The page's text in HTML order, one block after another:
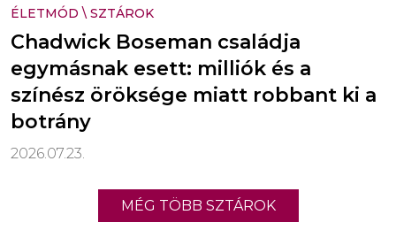
ÉLETMÓD \ SZTÁROK
Chadwick Boseman családja
egymásnak esett: milliók és a
színész öröksége miatt robbant ki a
botrány
2026.07.23.
MÉG TÖBB SZTÁROK